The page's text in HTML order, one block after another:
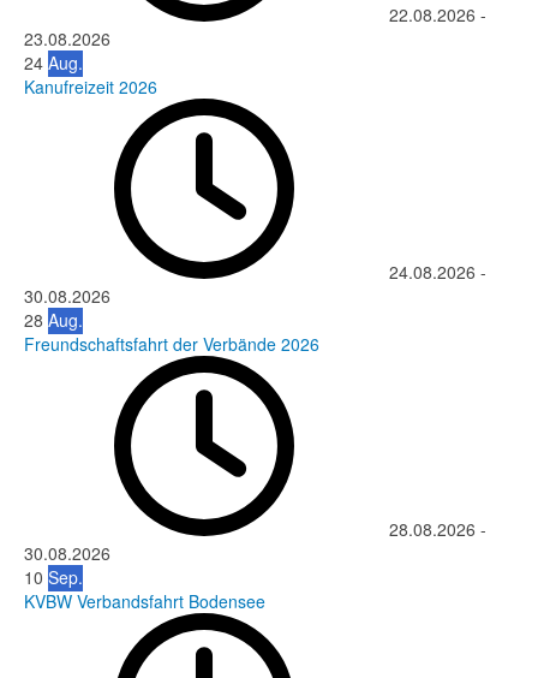
22.08.2026 -
23.08.2026
24 Aug.
Kanufreizeit 2026
24.08.2026 -
30.08.2026
28 Aug.
Freundschaftsfahrt der Verbände 2026
28.08.2026 -
30.08.2026
10 Sep.
KVBW Verbandsfahrt Bodensee